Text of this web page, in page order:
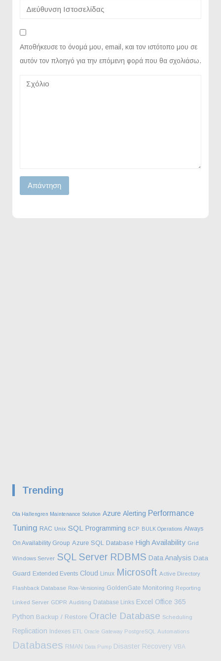
Αποθήκευσε το όνομά μου, email, και τον ιστότοπο μου σε
αυτόν τον πλοηγό για την επόμενη φορά που θα σχολιάσω.
Trending
Ola Hallengren Maintenance Solution Azure Alerting Performance
Tuning RAC Unix SQL Programming BCP BULK Operations Always
On Availability Group Azure SQL Database High Availability Grid
Windows Server SQL Server RDBMS Data Analysis Data
Guard Extended Events Cloud Linux Microsoft Active Directory
Flashback Database Row-Versioning GoldenGate Monitoring Reporting
Linked Server GDPR Auditing Database Links Excel Office 365
Python Backup / Restore Oracle Database Scheduling
Replication Indexes ETL Oracle Gateway PostgreSQL Automations
Databases RMAN Data Pump Disaster Recovery VBA